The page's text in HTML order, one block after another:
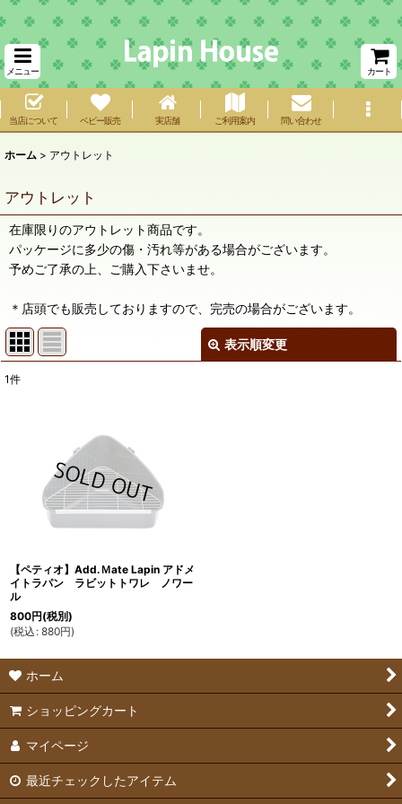
メニュー カート
当店について ベビー販売 実店舗 ご利用案内 問い合わせ
ホーム > アウトレット
アウトレット
在庫限りのアウトレット商品です。
パッケージに多少の傷・汚れ等がある場合がございます。
予めご了承の上、ご購入下さいませ。
＊店頭でも販売しておりますので、完売の場合がございます。
表示順変更
並び順:
1件
【ペティオ】Add.Ｍate Lapin アドメ
イトラパン ラビットトワレ ノワー
ル
800円(税別)
(税込 : 880円)
ホーム
ショッピングカート
マイページ
最近チェックしたアイテム